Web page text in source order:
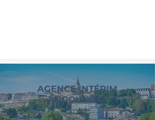
AGENCE INTÉRIM
ANGOULÊME